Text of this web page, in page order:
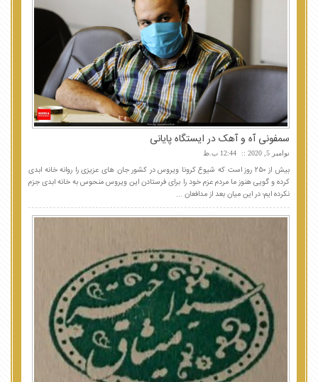
سمفونی آه و آهک در ایستگاه پایانی
نوامبر 5, 2020 12:44 ب.ظ
بیش از ۲۵۰ روز است که شیوع کرونا ویروس در کشور جان های عزیزی را روانه خانه ابدی
کرده و گویی هنوز ما مردم عزم خود را برای فرستادن این ویروس منحوس به خانه ابدی جزم
نکرده ایم؛ در این میان بعد از مدافعان ...